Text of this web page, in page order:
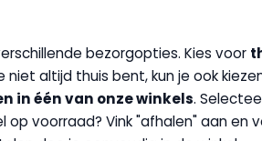
bezorgopties. Kies voor
altijd thuis bent, kun je ook
in één van onze winkels.
voorraad? Vink "afhalen" aan en